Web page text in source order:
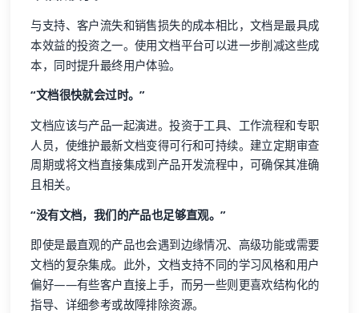
与支持、客户流失和销售损失的成本相比，文档是最具成
本效益的投资之一。使用文档平台可以进一步削减这些成
本，同时提升最终用户体验。
“文档很快就会过时。”
文档应该与产品一起演进。投资于工具、工作流程和专职
人员，使维护最新文档变得可行和可持续。建立定期审查
周期或将文档直接集成到产品开发流程中，可确保其准确
且相关。
“没有文档，我们的产品也足够直观。”
即使是最直观的产品也会遇到边缘情况、高级功能或需要
文档的复杂集成。此外，文档支持不同的学习风格和用户
偏好——有些客户直接上手，而另一些则更喜欢结构化的
指导、详细参考或故障排除资源。